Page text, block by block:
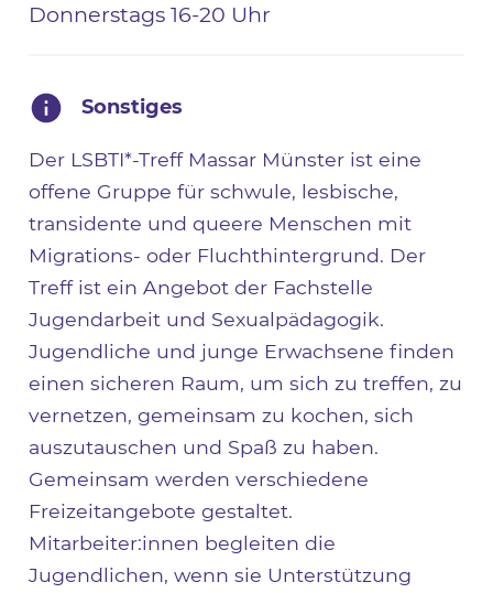
Donnerstags 16-20 Uhr
Sonstiges
Der LSBTI*-Treff Massar Münster ist eine
offene Gruppe für schwule, lesbische,
transidente und queere Menschen mit
Migrations- oder Fluchthintergrund. Der
Treff ist ein Angebot der Fachstelle
Jugendarbeit und Sexualpädagogik.
Jugendliche und junge Erwachsene finden
einen sicheren Raum, um sich zu treffen, zu
vernetzen, gemeinsam zu kochen, sich
auszutauschen und Spaß zu haben.
Gemeinsam werden verschiedene
Freizeitangebote gestaltet.
Mitarbeiter:innen begleiten die
Jugendlichen, wenn sie Unterstützung